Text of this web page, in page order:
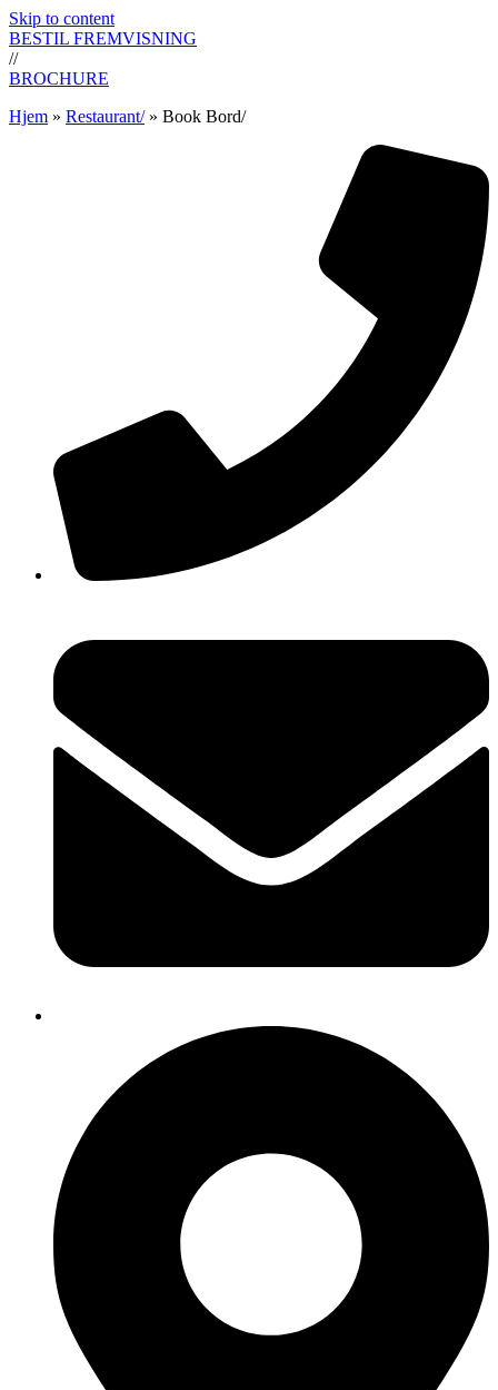
Skip to content
BESTIL FREMVISNING
//
BROCHURE
Hjem » Restaurant/» Book Bord/